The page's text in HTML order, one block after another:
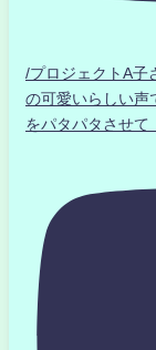
/プロジェクトA
の可愛いらしい
をパタパタさせ